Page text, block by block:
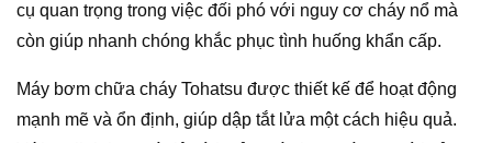
cụ quan trọng trong việc đối phó với nguy cơ cháy nổ mà
còn giúp nhanh chóng khắc phục tình huống khẩn cấp.
Máy bơm chữa cháy Tohatsu được thiết kế để hoạt động
mạnh mẽ và ổn định, giúp dập tắt lửa một cách hiệu quả.